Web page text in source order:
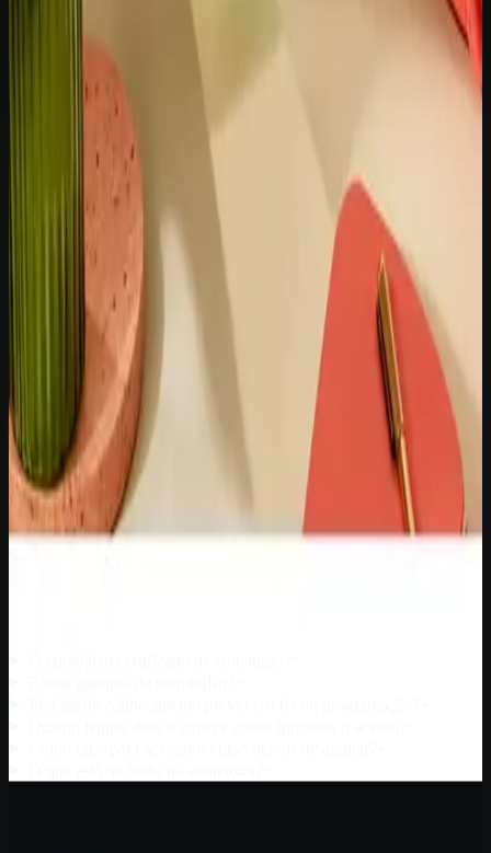
Quero receber este material, conteúdos e ofertas úteis por e-mail.
Posso cancelar quando quiser.
Receba o playbook prático por e-mail. WhatsApp é opcional.
Falar com suporte no WhatsApp
Veja o que você vai construir
Avaliações de alunos
Veja o que você vai construir: aulas, prompts, materiais de apoio,
projeto final e certificado.
Estude este curso dentro da escola.
Escola prática de IA · cursos e materiais · projetos guiados. Aprenda
construindo com currículo, materiais de apoio e prática aplicada.
Ver planos de acesso
Trilhas estruturadas
Certificado verificável
Ver acesso